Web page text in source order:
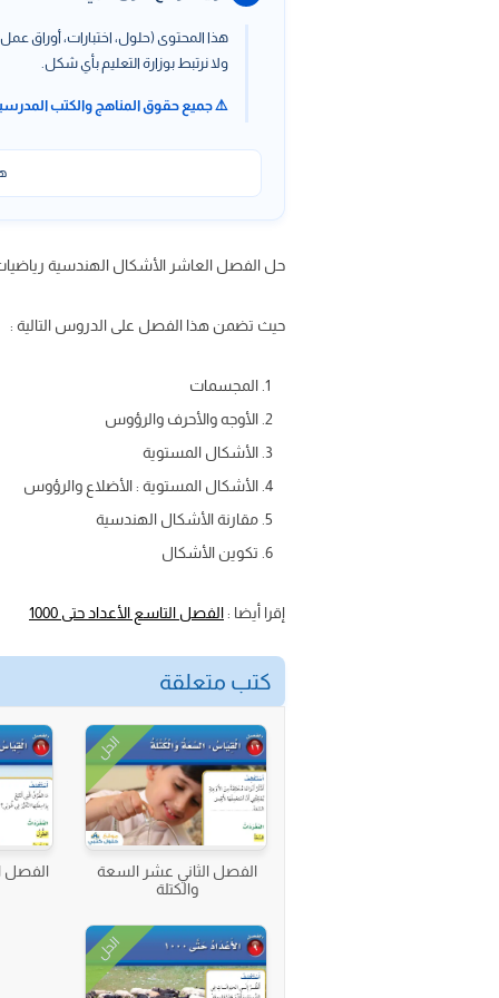
هذا المحتوى (حلول، اختبارات، أوراق
ولا نرتبط بوزارة التعليم بأي شكل.
⚠️ جميع حقوق المناهج والكتب
حل الفصل العاشر الأشكال الهندسية رياضيات ثاني ابتدائي ف2 ، حل فصل 10 الأشكال الهندسية
حيث تضمن هذا الفصل على الدروس التالية :
المجسمات
الأوجه والأحرف والرؤوس
الأشكال المستوية
الأشكال المستوية : الأضلاع والرؤوس
مقارنة الأشكال الهندسية
تكوين الأشكال
إقرا أيضا :الفصل التاسع الأعداد حتى 1000
كتب متعلقة
الحل
الفصل الثاني عشر السعة
والكتلة
الفصل
الحل